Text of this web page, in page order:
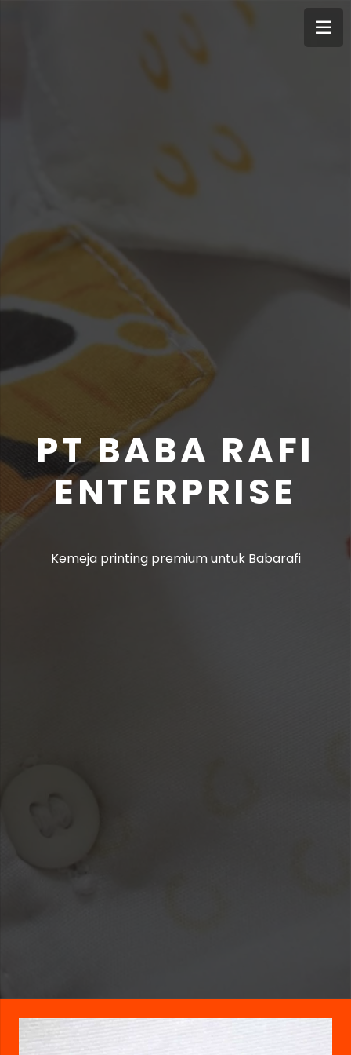
PT BABA RAFI
ENTERPRISE
Kemeja printing premium untuk Babarafi